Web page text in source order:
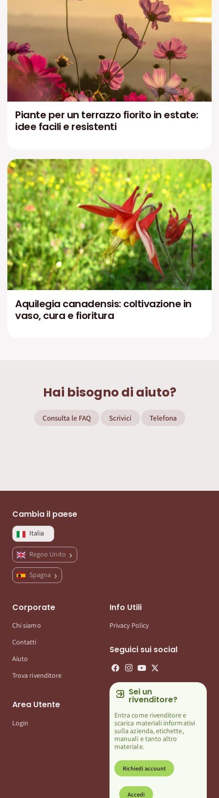
Piante per un terrazzo fiorito in estate:
idee facili e resistenti
Aquilegia canadensis: coltivazione in
vaso, cura e fioritura
Hai bisogno di aiuto?
Consulta le FAQ Scrivici Telefona
Cambia il paese
Italia
Regno Unito
Spagna
Corporate
Chi siamo
Contatti
Aiuto
Trova rivenditore
Area Utente
Login
Info Utili
Privacy Policy
Seguici sui social
Sei un
rivenditore?
Entra come rivenditore e
scarica materiali informativi
sulla azienda, etichette,
manuali e tanto altro
materiale.
Richiedi account
Accedi